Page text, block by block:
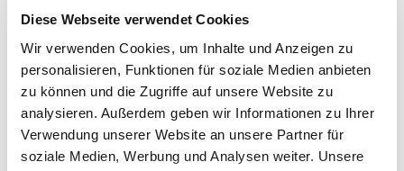
Diese Webseite verwendet Cookies
Wir verwenden Cookies, um Inhalte und Anzeigen zu
personalisieren, Funktionen für soziale Medien anbieten
zu können und die Zugriffe auf unsere Website zu
analysieren. Außerdem geben wir Informationen zu Ihrer
Verwendung unserer Website an unsere Partner für
soziale Medien, Werbung und Analysen weiter. Unsere
OG - Melchow
Details
16230 Melchow
OG - Prenzlau
Uckerpromenade 77
17291 Prenzlau